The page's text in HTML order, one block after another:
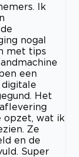
Ik
nogal
met tips
een
Het
opzet, wat ik
Ze
en de
Super